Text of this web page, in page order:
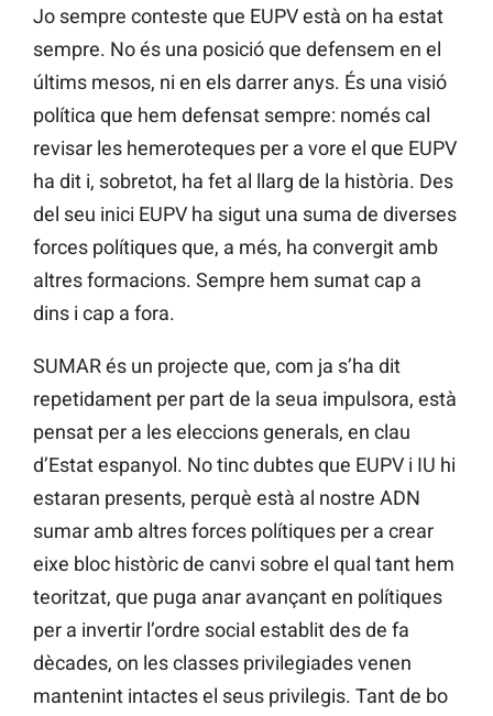
Jo sempre conteste que EUPV està on ha estat
sempre. No és una posició que defensem en el
últims mesos, ni en els darrer anys. És una visió
política que hem defensat sempre: només cal
revisar les hemeroteques per a vore el que EUPV
ha dit i, sobretot, ha fet al llarg de la història. Des
del seu inici EUPV ha sigut una suma de diverses
forces polítiques que, a més, ha convergit amb
altres formacions. Sempre hem sumat cap a
dins i cap a fora.
SUMAR és un projecte que, com ja s’ha dit
repetidament per part de la seua impulsora, està
pensat per a les eleccions generals, en clau
d’Estat espanyol. No tinc dubtes que EUPV i IU hi
estaran presents, perquè està al nostre ADN
sumar amb altres forces polítiques per a crear
eixe bloc històric de canvi sobre el qual tant hem
teoritzat, que puga anar avançant en polítiques
per a invertir l’ordre social establit des de fa
dècades, on les classes privilegiades venen
mantenint intactes el seus privilegis. Tant de bo